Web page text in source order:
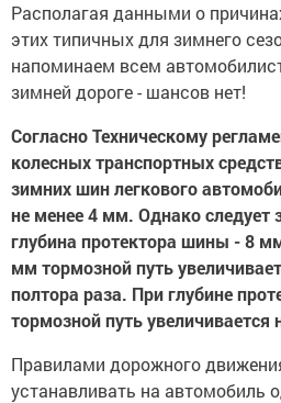
Располагая данными о
этих типичных для зимнего
напоминаем всем
зимней дороге - шансов нет!
Согласно Техническому
колесных транспортных
зимних шин легкового
не менее 4 мм. Однако следует
глубина протектора шины - 8
мм тормозной путь
полтора раза. При глубине
тормозной путь увеличивается
Правилами дорожного
устанавливать на автомобиль